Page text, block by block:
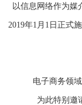
以信息网络作为媒
2019年1月1日正式
电子商务领
为此特别邀